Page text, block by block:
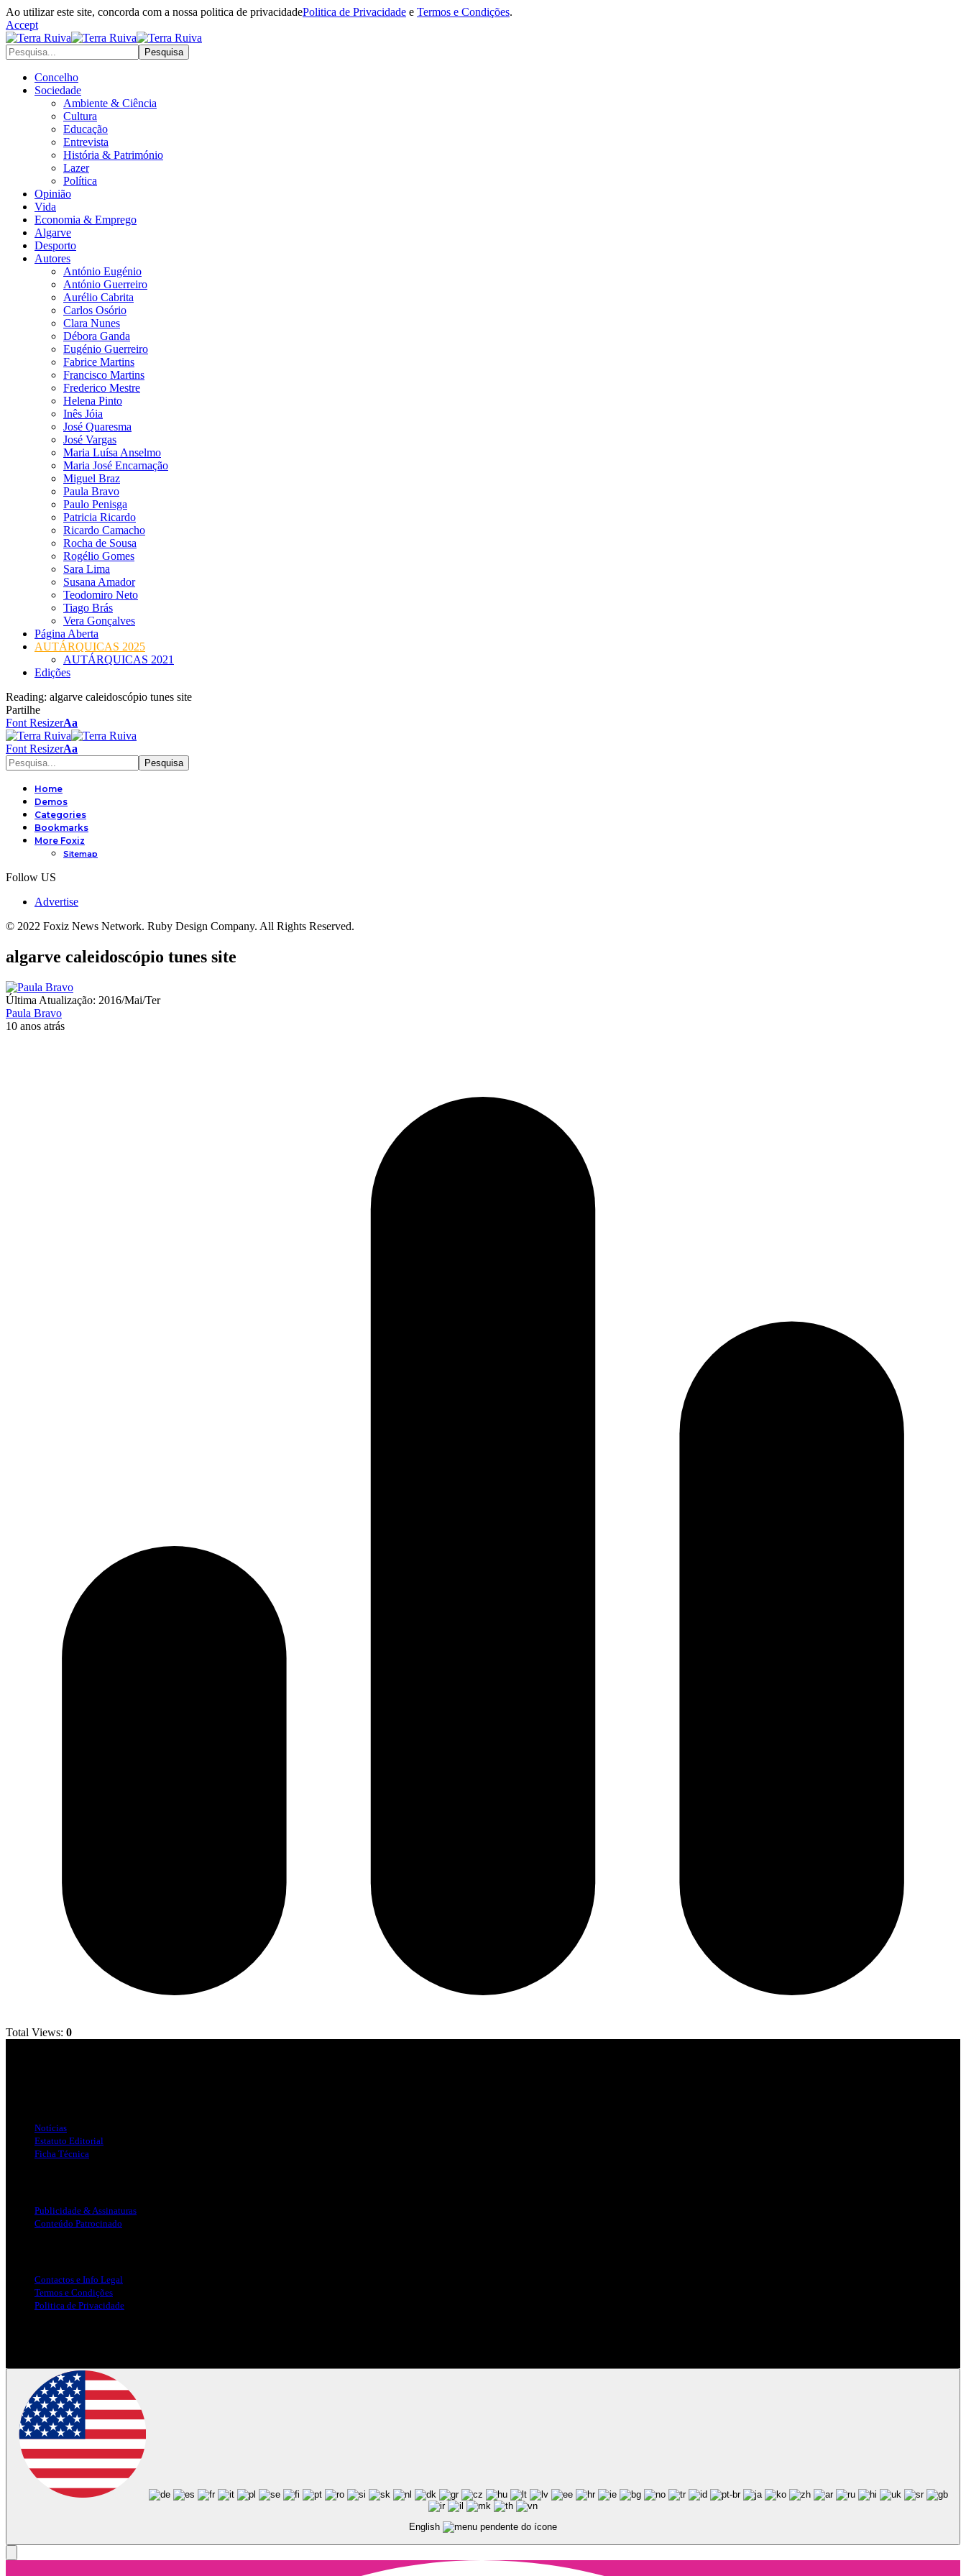
Ao utilizar este site, concorda com a nossa politica de privacidadePolitica de Privacidade e Termos e Condições.
Accept
Concelho
Sociedade
Ambiente & Ciência
Cultura
Educação
Entrevista
História & Património
Lazer
Política
Opinião
Vida
Economia & Emprego
Algarve
Desporto
Autores
António Eugénio
António Guerreiro
Aurélio Cabrita
Carlos Osório
Clara Nunes
Débora Ganda
Eugénio Guerreiro
Fabrice Martins
Francisco Martins
Frederico Mestre
Helena Pinto
Inês Jóia
José Quaresma
José Vargas
Maria Luísa Anselmo
Maria José Encarnação
Miguel Braz
Paula Bravo
Paulo Penisga
Patricia Ricardo
Ricardo Camacho
Rocha de Sousa
Rogélio Gomes
Sara Lima
Susana Amador
Teodomiro Neto
Tiago Brás
Vera Gonçalves
Página Aberta
AUTÁRQUICAS 2025
AUTÁRQUICAS 2021
Edições
Reading: algarve caleidoscópio tunes site
Partilhe
Font ResizerAa
Font ResizerAa
Home
Demos
Categories
Bookmarks
More Foxiz
Sitemap
Follow US
Advertise
© 2022 Foxiz News Network. Ruby Design Company. All Rights Reserved.
algarve caleidoscópio tunes site
Última Atualização: 2016/Mai/Ter
Paula Bravo
10 anos atrás
Total Views: 0
Notícias
Estatuto Editorial
Ficha Técnica
Publicidade & Assinaturas
Conteúdo Patrocinado
Contactos e Info Legal
Termos e Condições
Politica de Privacidade
English